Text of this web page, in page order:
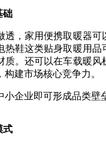
础
，家用便携取暖器
热鞋这类贴身取暖用
质。还可以在车载暖风
建市场核心竞争力。
企业即可形成品类壁
式